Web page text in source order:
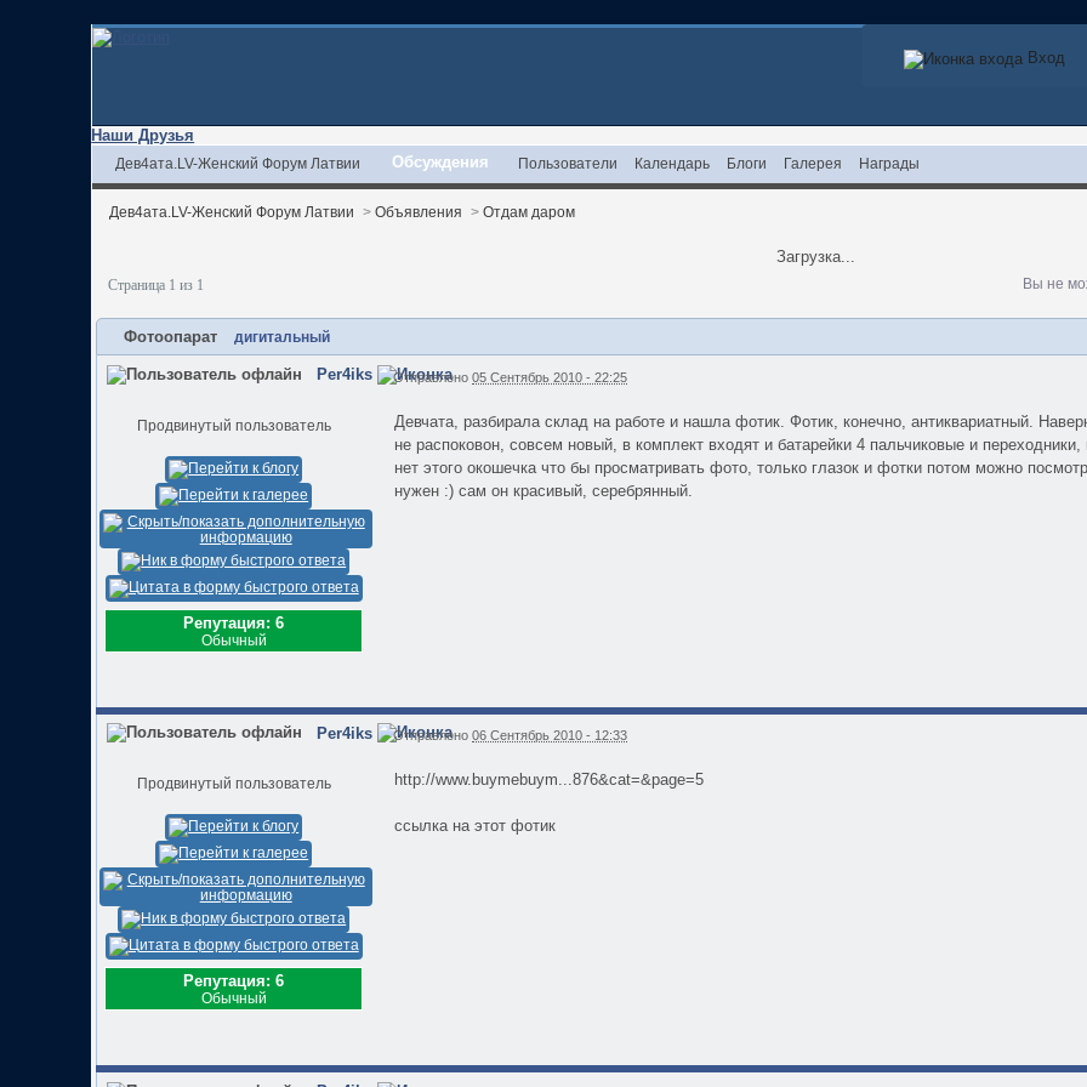
Вход
Наши Друзья
Дев4ата.LV-Женский Форум Латвии Обсуждения Пользователи Календарь Блоги Галерея Награды
Дев4ата.LV-Женский Форум Латвии > Объявления > Отдам даром
Загрузка...
Страница 1 из 1 Вы не
Фотоопарат дигитальный
Per4iks
Продвинутый пользователь
Репутация: 6
Обычный
Отправлено05 Сентябрь 2010 - 22:25
Девчата, разбирала склад на работе и нашла фотик. Фотик, конечно, антиквариатный.
не распоковон, совсем новый, в комплект входят и батарейки 4 пальчиковые и
нет этого окошечка что бы просматривать фото, только глазок и фотки потом можно
нужен :) сам он красивый, серебрянный.
Per4iks
Продвинутый пользователь
Репутация: 6
Обычный
Отправлено06 Сентябрь 2010 - 12:33
http://www.buymebuym...876&cat=&page=5
ссылка на этот фотик